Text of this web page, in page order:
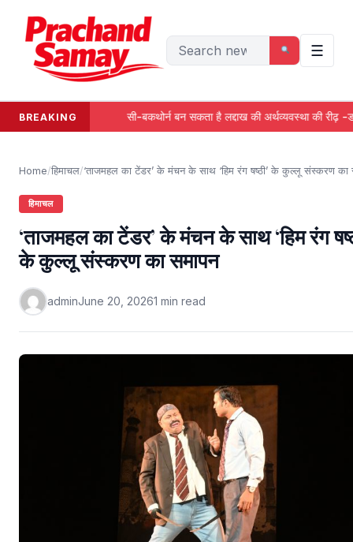
content
Search
for:
☰
BREAKING सी-बकथोर्न बन सकता है लद्दाख की अर्थव्यवस्था की रीढ़ -डॉ0 तंवर
Home/हिमाचल/‘ताजमहल का टेंडर’ के मंचन के साथ ‘हिम रंग षष्ठी’ के कुल्लू संस्करण का
हिमाचल
‘ताजमहल का टेंडर’ के मंचन के साथ ‘हिम रंग
के कुल्लू संस्करण का समापन
adminJune 20, 20261 min read